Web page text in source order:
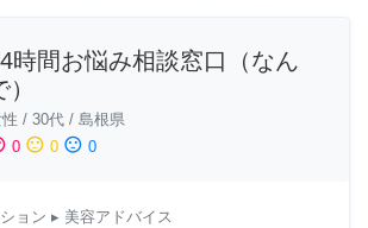
時間お悩み相談窓口（なん
）
/ 30代 / 島根県
0 sentiment_neutral 0 sentiment_dissatisfied 0
ョン ▸ 美容アドバイス